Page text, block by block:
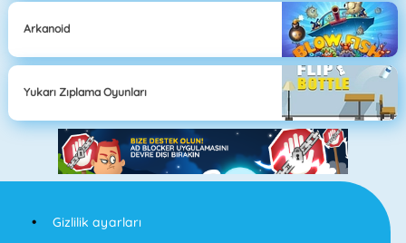
Arkanoid
Yukarı Zıplama Oyunları
Gizlilik ayarları